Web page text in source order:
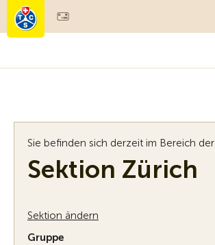
Mitgliedschaft & Leistungen
Sie befinden sich derzeit im Bereich der
Sektion Zürich
Sektion ändern
Gruppe